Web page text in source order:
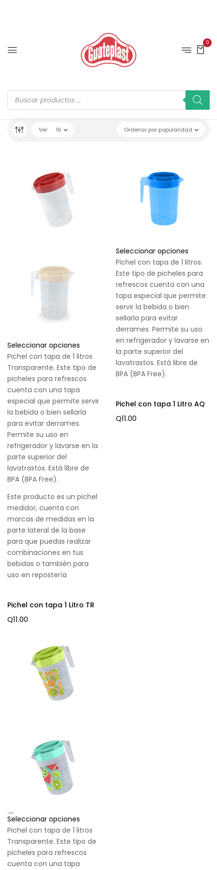
0
Ordenar por popularidad
Ver 16
Seleccionar opciones
Pichel con tapa de 1 litros
Transparente. Este tipo de
picheles para refrescos
cuenta con una tapa
especial que permite servir
la bebida o bien sellarla
para evitar derrames.
Permite su uso en
refrigerador y lavarse en la
parte superior del
lavatrastos. Está libre de
BPA (BPA Free).
Este producto es un pichel
medidor, cuenta con
marcas de medidas en la
parte lateral de la base
para que puedas realizar
combinaciones en tus
bebidas o también para
uso en repostería
Pichel con tapa 1 Litro TR
Q11.00
Seleccionar opciones
Pichel con tapa de 1 litros.
Este tipo de picheles para
refrescos cuenta con una
tapa especial que permite
servir la bebida o bien
sellarla para evitar
derrames. Permite su uso
en refrigerador y lavarse en
la parte superior del
lavatrastos. Está libre de
BPA (BPA Free).
Pichel con tapa 1 Litro AQ
Q11.00
Seleccionar opciones
Pichel con tapa de 1 litros
Transparente. Este tipo de
picheles para refrescos
cuenta con una tapa